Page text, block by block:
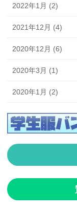
2022年1月 (2)
2021年12月 (4)
2020年12月 (6)
2020年3月 (1)
2020年1月 (2)